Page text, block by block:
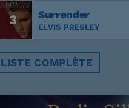
3 Surrender
ELVIS PRESLEY
LISTE COMPLÈTE